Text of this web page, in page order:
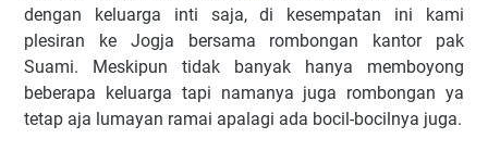
dengan keluarga inti saja, di kesempatan ini kami
plesiran ke Jogja bersama rombongan kantor pak
Suami. Meskipun tidak banyak hanya memboyong
beberapa keluarga tapi namanya juga rombongan ya
tetap aja lumayan ramai apalagi ada bocil-bocilnya juga.